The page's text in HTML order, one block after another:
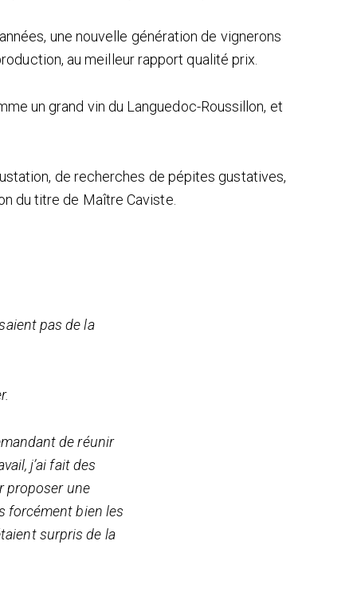
une nouvelle génération de vignerons
au meilleur rapport qualité prix.
un grand vin du Languedoc-Roussillon, et
de recherches de pépites gustatives,
du titre de Maître Caviste.
pas de la
de réunir
j’ai fait des
proposer une
forcément bien les
surpris de la